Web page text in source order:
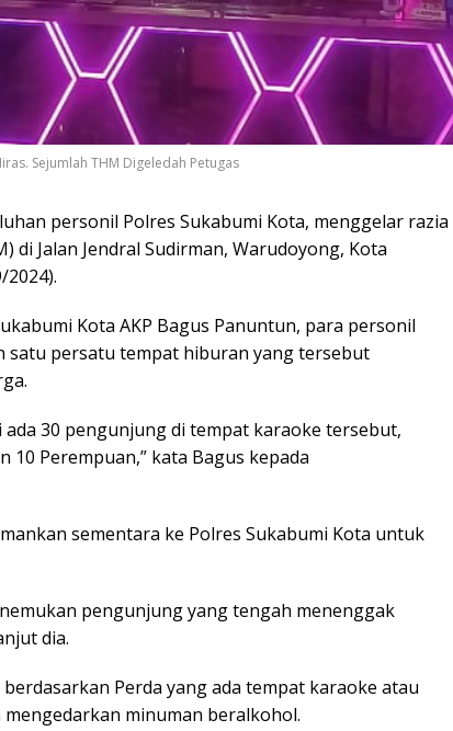
Sejumlah THM Digeledah Petugas
personil Polres Sukabumi Kota, menggelar razia
di Jalan Jendral Sudirman, Warudoyong, Kota
Kota AKP Bagus Panuntun, para personil
satu persatu tempat hiburan yang tersebut
ada 30 pengunjung di tempat karaoke tersebut,
10 Perempuan,” kata Bagus kepada
sementara ke Polres Sukabumi Kota untuk
pengunjung yang tengah menenggak
dia.
Perda yang ada tempat karaoke atau
minuman beralkohol.